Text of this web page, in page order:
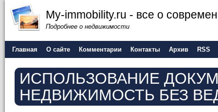
My-immobility.ru - все о
Подробнее о недвижимости
Главная О сайте Комментарии Контакты Архив RSS
ИСПОЛЬЗОВАНИЕ
НЕДВИЖИМОСТЬ БЕЗ